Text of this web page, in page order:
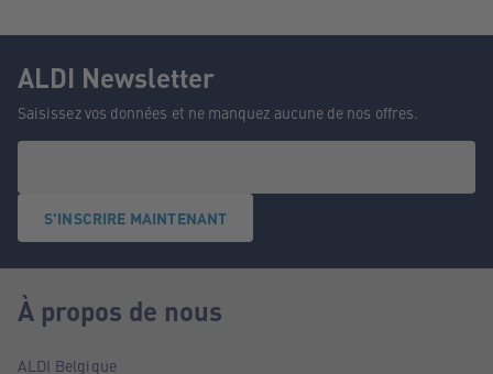
ALDI Newsletter
Saisissez vos données et ne manquez aucune de nos offres.
S'INSCRIRE MAINTENANT
À propos de nous
ALDI Belgique